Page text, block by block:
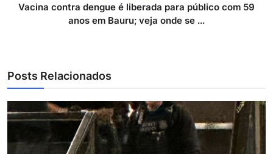
Vacina contra dengue é liberada para público com 59
anos em Bauru; veja onde se ...
Posts Relacionados